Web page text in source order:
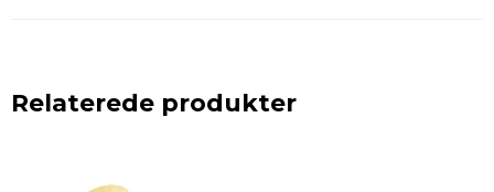
Relaterede produkter